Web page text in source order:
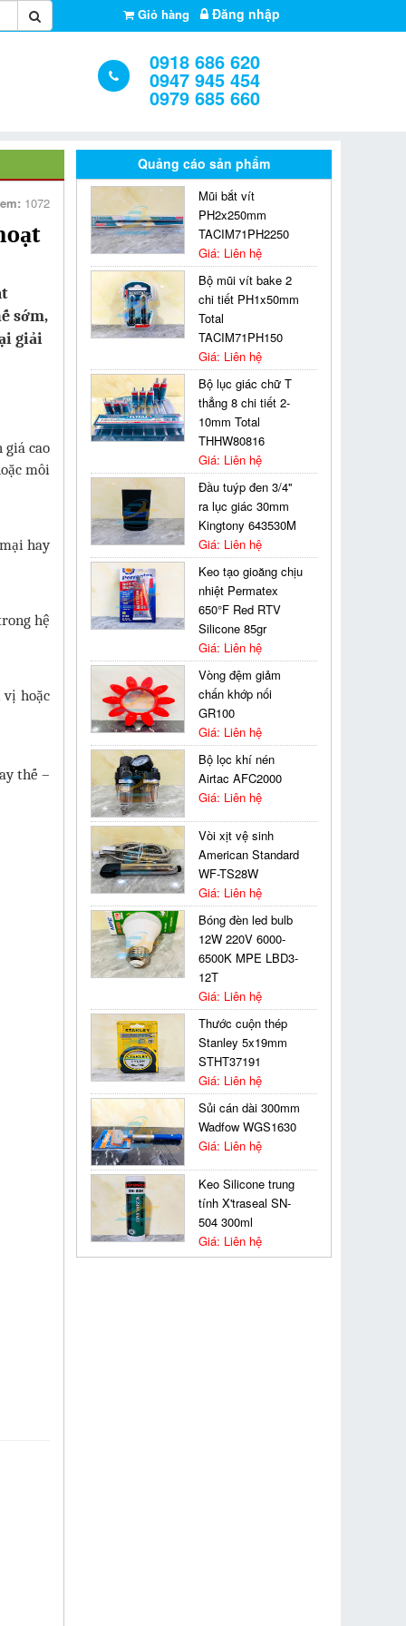
Giỏ hàng Đăng nhập
0918 686 620
0947 945 454
0979 685 660
1072
sớm,
giải
cao
môi
hay
hệ
hoặc
thế –
Quảng cáo sản phẩm
Mũi bắt vít
PH2x250mm
TACIM71PH2250
Giá: Liên hệ
Bộ mũi vít bake 2
chi tiết PH1x50mm
Total
TACIM71PH150
Giá: Liên hệ
Bộ lục giác chữ T
thẳng 8 chi tiết 2-
10mm Total
THHW80816
Giá: Liên hệ
Đầu tuýp đen 3/4''
ra lục giác 30mm
Kingtony 643530M
Giá: Liên hệ
Keo tạo gioăng chịu
nhiệt Permatex
650°F Red RTV
Silicone 85gr
Giá: Liên hệ
Vòng đệm giảm
chấn khớp nối
GR100
Giá: Liên hệ
Bộ lọc khí nén
Airtac AFC2000
Giá: Liên hệ
Vòi xịt vệ sinh
American Standard
WF-TS28W
Giá: Liên hệ
Bóng đèn led bulb
12W 220V 6000-
6500K MPE LBD3-
12T
Giá: Liên hệ
Thước cuộn thép
Stanley 5x19mm
STHT37191
Giá: Liên hệ
Sủi cán dài 300mm
Wadfow WGS1630
Giá: Liên hệ
Keo Silicone trung
tính X'traseal SN-
504 300ml
Giá: Liên hệ